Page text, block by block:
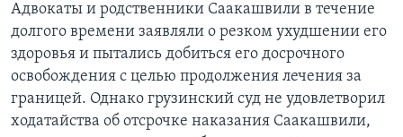
Адвокаты и родственники Саакашвили в течение
долгого времени заявляли о резком ухудшении его
здоровья и пытались добиться его досрочного
освобождения с целью продолжения лечения за
границей. Однако грузинский суд не удовлетворил
ходатайства об отсрочке наказания Саакашвили,